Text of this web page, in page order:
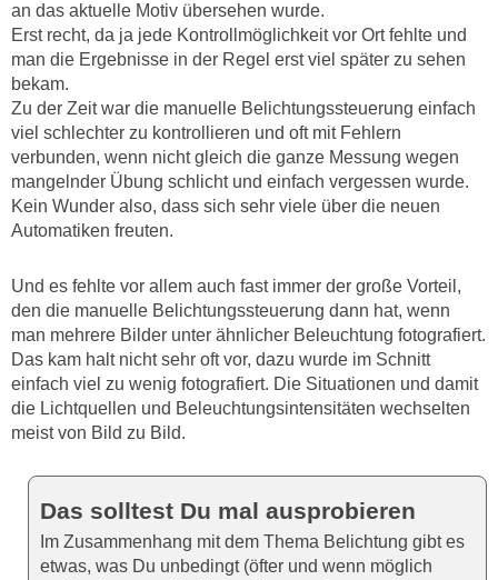
an das aktuelle Motiv übersehen wurde.
Erst recht, da ja jede Kontrollmöglichkeit vor Ort fehlte und
man die Ergebnisse in der Regel erst viel später zu sehen
bekam.
Zu der Zeit war die manuelle Belichtungssteuerung einfach
viel schlechter zu kontrollieren und oft mit Fehlern
verbunden, wenn nicht gleich die ganze Messung wegen
mangelnder Übung schlicht und einfach vergessen wurde.
Kein Wunder also, dass sich sehr viele über die neuen
Automatiken freuten.
Und es fehlte vor allem auch fast immer der große Vorteil,
den die manuelle Belichtungssteuerung dann hat, wenn
man mehrere Bilder unter ähnlicher Beleuchtung fotografiert.
Das kam halt nicht sehr oft vor, dazu wurde im Schnitt
einfach viel zu wenig fotografiert. Die Situationen und damit
die Lichtquellen und Beleuchtungsintensitäten wechselten
meist von Bild zu Bild.
Das solltest Du mal ausprobieren
Im Zusammenhang mit dem Thema Belichtung gibt es
etwas, was Du unbedingt (öfter und wenn möglich